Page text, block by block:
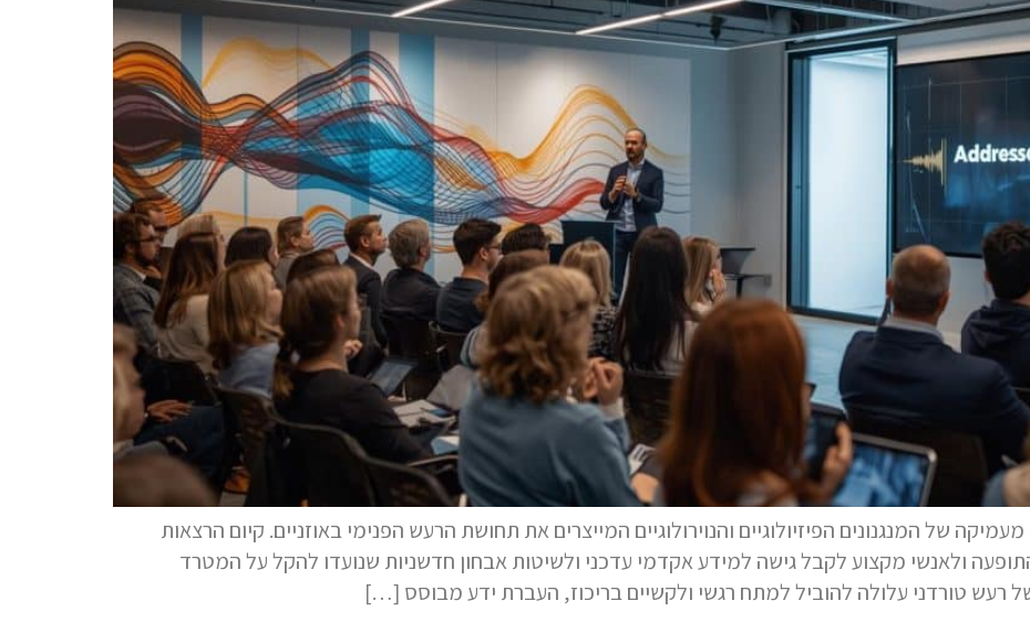
של המנגנונים הפיזיולוגיים והנוירולוגיים המייצרים את תחושת הרעש הפנימי באוזניים. קיום הרצאות
ולאנשי מקצוע לקבל גישה למידע אקדמי עדכני ולשיטות אבחון חדשניות שנועדו להקל על המטרד
רעש טורדני עלולה להוביל למתח רגשי ולקשיים בריכוז, העברת ידע מבוסס […]